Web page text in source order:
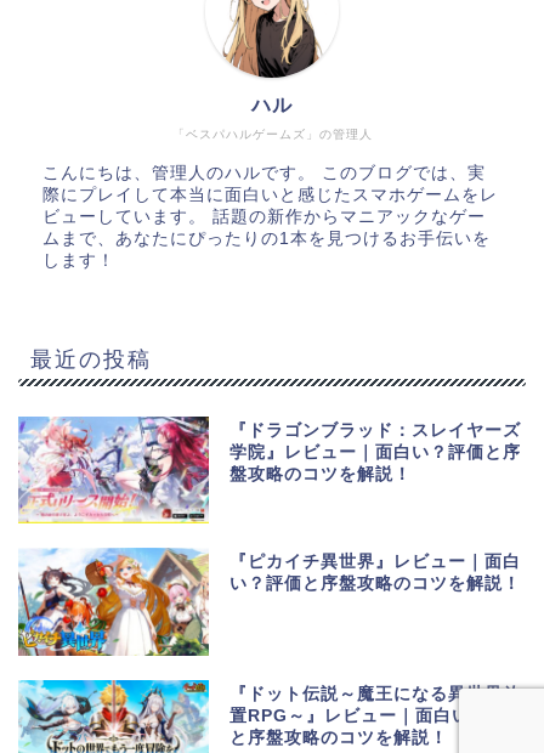
「ベスパハルゲームズ」の管理人
ハル
こんにちは、管理人のハルです。 このブログでは、実
際にプレイして本当に面白いと感じたスマホゲームをレ
ビューしています。 話題の新作からマニアックなゲー
ムまで、あなたにぴったりの1本を見つけるお手伝いを
します！
最近の投稿
『ドラゴンブラッド：スレイヤーズ
学院』レビュー｜面白い？評価と序
盤攻略のコツを解説！
『ピカイチ異世界』レビュー｜面白
い？評価と序盤攻略のコツを解説！
『ドット伝説～魔王になる異世界放
置RPG～』レビュー｜面白い？評価
と序盤攻略のコツを解説！